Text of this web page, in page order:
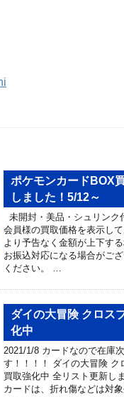
ポケモンカードBOX
しました！5/12～
未開封・美品・シュリンク
会員様の買取価格を表示し
より予告なく金額が上下す
お振込対応になる場合がご
ください。 …
ダイの大冒険 クロス
化中
2021/1/8 カードなので在庫
す！！！！ ダイの大冒険 ク
買取強化中 全リスト更新し
カードは、折れ傷などは対